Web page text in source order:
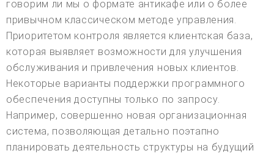
говорим ли мы о формате антикафе или о более
привычном классическом методе управления.
Приоритетом контроля является клиентская база,
которая выявляет возможности для улучшения
обслуживания и привлечения новых клиентов.
Некоторые варианты поддержки программного
обеспечения доступны только по запросу.
Например, совершенно новая организационная
система, позволяющая детально поэтапно
планировать деятельность структуры на будущий